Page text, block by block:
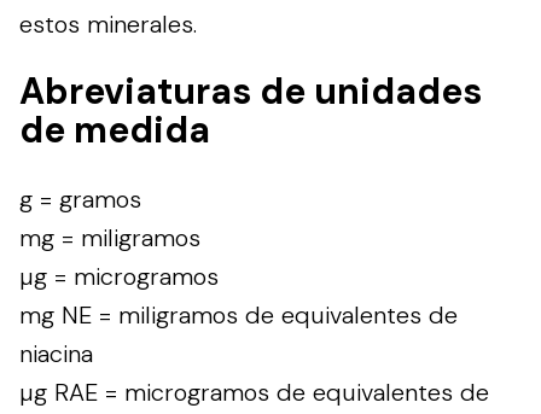
estos minerales.
Abreviaturas de unidades
de medida
g = gramos
mg = miligramos
µg = microgramos
mg NE = miligramos de equivalentes de
niacina
µg RAE = microgramos de equivalentes de